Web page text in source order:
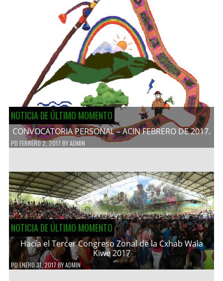
NOTICIA DE ÚLTIMO MOMENTO
CONVOCATORIA PERSONAL – ACIN FEBRERO DE 2017.
PD FEBRERO 2, 2017 BYADMIN
NOTICIA DE ÚLTIMO MOMENTO
Hacía el Tercer Congreso Zonal de la Cxhab Wala
Kiwe 2017
PDENERO 31, 2017 BYADMIN